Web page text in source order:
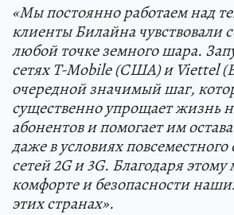
«Мы постоянно работаем над
клиенты Билайна чувствовали
любой точке земного шара.
сетях T-Mobile (США) и Viettel
очередной значимый шаг,
существенно упрощает жизнь
абонентов и помогает им
даже в условиях
сетей 2G и 3G. Благодаря
комфорте и безопасности
этих странах».